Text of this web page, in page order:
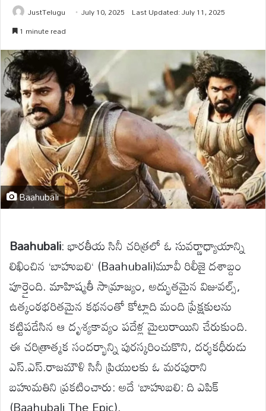
JustTelugu July 10, 2025 Last Updated: July 11, 2025
1 minute read
Baahubali
Baahubali:భారతీయ సినీ చరిత్రలో ఓ సువర్ణాధ్యాయాన్ని
లిఖించిన ‘బాహుబలి‘ (Baahubali)మూవీ రిలీజై దశాబ్దం
పూర్తైంది. మాహిష్మతీ సామ్రాజ్యం, అద్భుతమైన విజువల్స్,
ఉత్కంఠభరితమైన కథనంతో కోట్లాది మంది ప్రేక్షకులను
కట్టిపడేసిన ఆ దృశ్యకావ్యం పదేళ్ల మైలురాయిని చేరుకుంది.
ఈ చరిత్రాత్మక సందర్భాన్ని పురస్కరించుకొని, దర్శకధీరుడు
ఎస్.ఎస్.రాజమౌళి సినీ ప్రియులకు ఓ మరపురాని
బహుమతిని ప్రకటించారు: అదే ‘బాహుబలి: ది ఎపిక్